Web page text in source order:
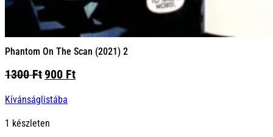
Phantom On The Scan (2021) 2
1300FtOriginal
was:
900 FtCurrent
Kívánságlistába
1 készleten